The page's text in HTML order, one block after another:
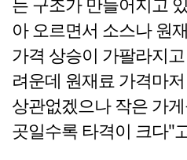
는 구조가 만들어지고
아 오르면서 소스나 원
가격 상승이 가팔라지
려운데 원재료 가격마
상관없겠으나 작은 가
곳일수록 타격이 크다"